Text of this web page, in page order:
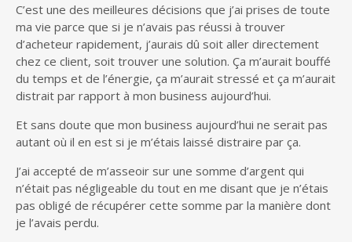
C’est une des meilleures décisions que j’ai prises de toute
ma vie parce que si je n’avais pas réussi à trouver
d’acheteur rapidement, j’aurais dû soit aller directement
chez ce client, soit trouver une solution. Ça m’aurait bouffé
du temps et de l’énergie, ça m’aurait stressé et ça m’aurait
distrait par rapport à mon business aujourd’hui.
Et sans doute que mon business aujourd’hui ne serait pas
autant où il en est si je m’étais laissé distraire par ça.
J’ai accepté de m’asseoir sur une somme d’argent qui
n’était pas négligeable du tout en me disant que je n’étais
pas obligé de récupérer cette somme par la manière dont
je l’avais perdu.